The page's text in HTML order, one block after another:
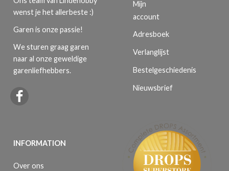
wenst je het allerbeste :)
Garen is onze passie!
We sturen graag garen
naar al onze geweldige
garenliefhebbers.
INFORMATION
Over ons
Mijn
account
Adresboek
Verlanglijst
Bestelgeschiedenis
Nieuwsbrief